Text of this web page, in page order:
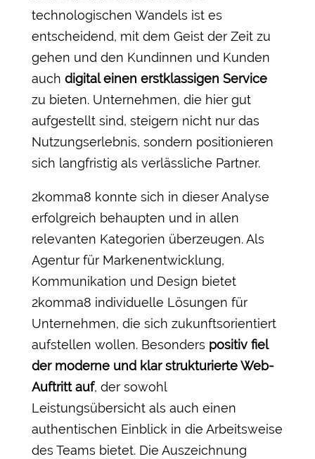
technologischen Wandels ist es
entscheidend, mit dem Geist der Zeit zu
gehen und den Kundinnen und Kunden
auch digital einen erstklassigen Service
zu bieten. Unternehmen, die hier gut
aufgestellt sind, steigern nicht nur das
Nutzungserlebnis, sondern positionieren
sich langfristig als verlässliche Partner.
2komma8 konnte sich in dieser Analyse
erfolgreich behaupten und in allen
relevanten Kategorien überzeugen. Als
Agentur für Markenentwicklung,
Kommunikation und Design bietet
2komma8 individuelle Lösungen für
Unternehmen, die sich zukunftsorientiert
aufstellen wollen. Besonders positiv fiel
der moderne und klar strukturierte Web-
Auftritt auf, der sowohl
Leistungsübersicht als auch einen
authentischen Einblick in die Arbeitsweise
des Teams bietet. Die Auszeichnung